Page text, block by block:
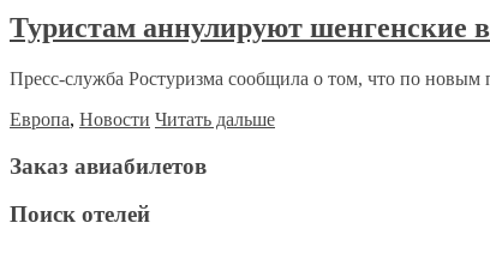
Туристам аннулируют шенгенские
Пресс-служба Ростуризма сообщила о том, что по новым
Европа, Новости Читать дальше
Заказ авиабилетов
Поиск отелей